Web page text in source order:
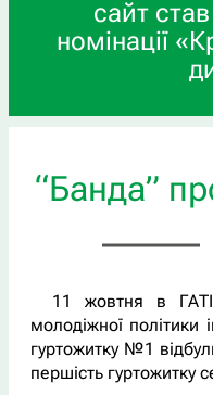
сайт
номінації
“Банда”
11 жовтня в
молодіжної політики
гуртожитку №1
першість гуртожитку